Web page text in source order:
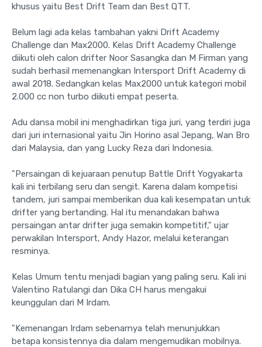
khusus yaitu Best Drift Team dan Best QTT.
Belum lagi ada kelas tambahan yakni Drift Academy
Challenge dan Max2000. Kelas Drift Academy Challenge
diikuti oleh calon drifter Noor Sasangka dan M Firman yang
sudah berhasil memenangkan Intersport Drift Academy di
awal 2018. Sedangkan kelas Max2000 untuk kategori mobil
2.000 cc non turbo diikuti empat peserta.
Adu dansa mobil ini menghadirkan tiga juri, yang terdiri juga
dari juri internasional yaitu Jin Horino asal Jepang, Wan Bro
dari Malaysia, dan yang Lucky Reza dari Indonesia.
"Persaingan di kejuaraan penutup Battle Drift Yogyakarta
kali ini terbilang seru dan sengit. Karena dalam kompetisi
tandem, juri sampai memberikan dua kali kesempatan untuk
drifter yang bertanding. Hal itu menandakan bahwa
persaingan antar drifter juga semakin kompetitif," ujar
perwakilan Intersport, Andy Hazor, melalui keterangan
resminya.
Kelas Umum tentu menjadi bagian yang paling seru. Kali ini
Valentino Ratulangi dan Dika CH harus mengakui
keunggulan dari M Irdam.
"Kemenangan Irdam sebenarnya telah menunjukkan
betapa konsistennya dia dalam mengemudikan mobilnya.